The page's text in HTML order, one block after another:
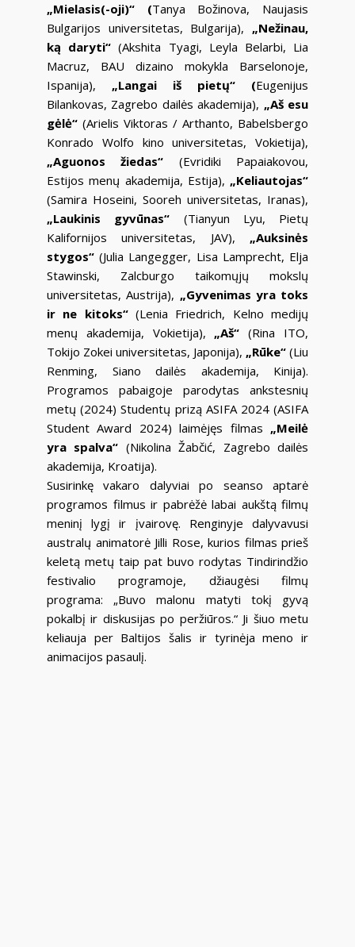
„Mielasis(-oji)“ (Tanya Božinova, Naujasis
Bulgarijos universitetas, Bulgarija), „Nežinau,
ką daryti“(Akshita Tyagi, Leyla Belarbi, Lia
Macruz, BAU dizaino mokykla Barselonoje,
Ispanija), „Langai iš pietų“ (Eugenijus
Bilankovas, Zagrebo dailės akademija), „Aš esu
gėlė“ (Arielis Viktoras / Arthanto, Babelsbergo
Konrado Wolfo kino universitetas, Vokietija),
„Aguonos žiedas“ (Evridiki Papaiakovou,
Estijos menų akademija, Estija), „Keliautojas“
(Samira Hoseini, Sooreh universitetas, Iranas),
„Laukinis gyvūnas“ (Tianyun Lyu, Pietų
Kalifornijos universitetas, JAV), „Auksinės
stygos“(Julia Langegger, Lisa Lamprecht, Elja
Stawinski, Zalcburgo taikomųjų mokslų
universitetas, Austrija), „Gyvenimas yra toks
ir ne kitoks“ (Lenia Friedrich, Kelno medijų
menų akademija, Vokietija), „Aš“(Rina ITO,
Tokijo Zokei universitetas, Japonija), „Rūke“ (Liu
Renming, Siano dailės akademija, Kinija).
Programos pabaigoje parodytas ankstesnių
metų (2024) Studentų prizą ASIFA 2024 (ASIFA
Student Award 2024) laimėjęs filmas „Meilė
yra spalva“ (Nikolina Žabčić, Zagrebo dailės
akademija, Kroatija).
Susirinkę vakaro dalyviai po seanso aptarė
programos filmus ir pabrėžė labai aukštą filmų
meninį lygį ir įvairovę. Renginyje dalyvavusi
australų animatorė Jilli Rose, kurios filmas prieš
keletą metų taip pat buvo rodytas Tindirindžio
festivalio programoje, džiaugėsi filmų
programa: „Buvo malonu matyti tokį gyvą
pokalbį ir diskusijas po peržiūros.“ Ji šiuo metu
keliauja per Baltijos šalis ir tyrinėja meno ir
animacijos pasaulį.